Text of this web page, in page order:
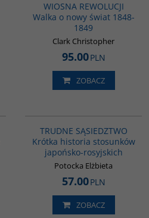
WIOSNA REWOLUCJI
Walka o nowy świat 1848-
1849
Clark Christopher
95.00PLN
ZOBACZ
TRUDNE SĄSIEDZTWO
Krótka historia stosunków
japońsko-rosyjskich
Potocka Elżbieta
57.00PLN
ZOBACZ